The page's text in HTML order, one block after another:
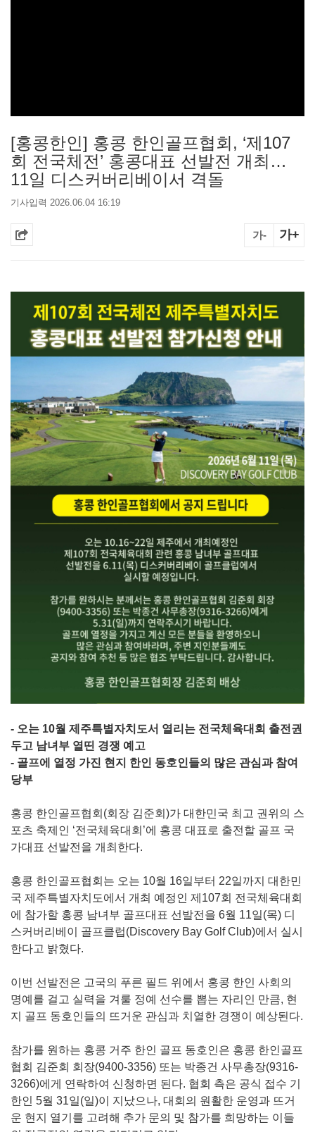
[홍콩한인] 홍콩 한인골프협회, ‘제107
회 전국체전’ 홍콩대표 선발전 개최…
11일 디스커버리베이서 격돌
기사입력 2026.06.04 16:19
가- 가+
- 오는 10월 제주특별자치도서 열리는 전국체육대회 출전권
두고 남녀부 열띤 경쟁 예고
- 골프에 열정 가진 현지 한인 동호인들의 많은 관심과 참여
당부
홍콩 한인골프협회(회장 김준회)가 대한민국 최고 권위의 스
포츠 축제인 ‘전국체육대회’에 홍콩 대표로 출전할 골프 국
가대표 선발전을 개최한다.
홍콩 한인골프협회는 오는 10월 16일부터 22일까지 대한민
국 제주특별자치도에서 개최 예정인 제107회 전국체육대회
에 참가할 홍콩 남녀부 골프대표 선발전을 6월 11일(목) 디
스커버리베이 골프클럽(Discovery Bay Golf Club)에서 실시
한다고 밝혔다.
이번 선발전은 고국의 푸른 필드 위에서 홍콩 한인 사회의
명예를 걸고 실력을 겨룰 정예 선수를 뽑는 자리인 만큼, 현
지 골프 동호인들의 뜨거운 관심과 치열한 경쟁이 예상된다.
참가를 원하는 홍콩 거주 한인 골프 동호인은 홍콩 한인골프
협회 김준회 회장(9400-3356) 또는 박종건 사무총장(9316-
3266)에게 연락하여 신청하면 된다. 협회 측은 공식 접수 기
한인 5월 31일(일)이 지났으나, 대회의 원활한 운영과 뜨거
운 현지 열기를 고려해 추가 문의 및 참가를 희망하는 이들